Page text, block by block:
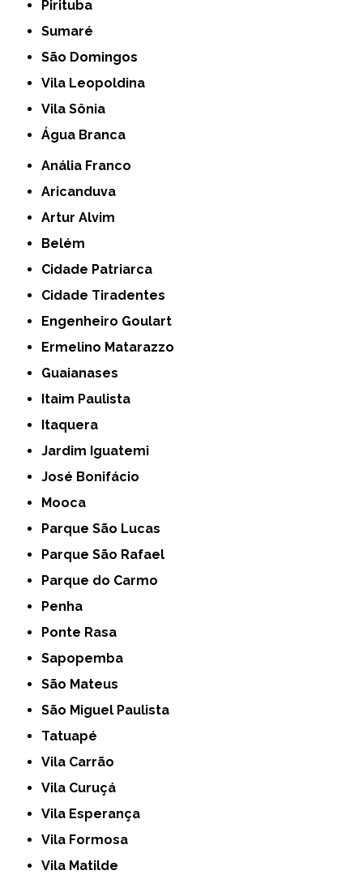
Pirituba
Sumaré
São Domingos
Vila Leopoldina
Vila Sônia
Água Branca
Anália Franco
Aricanduva
Artur Alvim
Belém
Cidade Patriarca
Cidade Tiradentes
Engenheiro Goulart
Ermelino Matarazzo
Guaianases
Itaim Paulista
Itaquera
Jardim Iguatemi
José Bonifácio
Mooca
Parque São Lucas
Parque São Rafael
Parque do Carmo
Penha
Ponte Rasa
Sapopemba
São Mateus
São Miguel Paulista
Tatuapé
Vila Carrão
Vila Curuçá
Vila Esperança
Vila Formosa
Vila Matilde